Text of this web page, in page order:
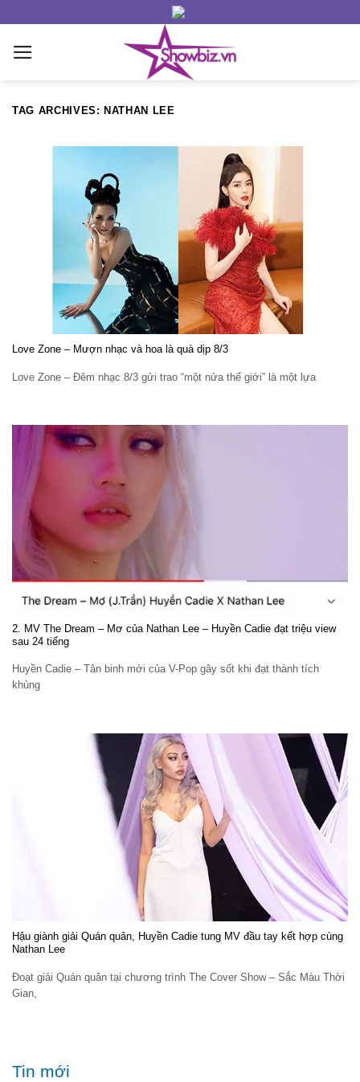
content
TAG ARCHIVES: NATHAN LEE
Love Zone – Mượn nhạc và hoa là quà dịp 8/3
Love Zone – Đêm nhạc 8/3 gửi trao “một nửa thế giới” là một lựa
2. MV The Dream – Mơ của Nathan Lee – Huyền Cadie đạt triệu view
sau 24 tiếng
Huyền Cadie – Tân binh mới của V-Pop gây sốt khi đạt thành tích
khủng
Hậu giành giải Quán quân, Huyền Cadie tung MV đầu tay kết hợp cùng
Nathan Lee
Đoạt giải Quán quân tại chương trình The Cover Show – Sắc Màu Thời
Gian,
Tin mới